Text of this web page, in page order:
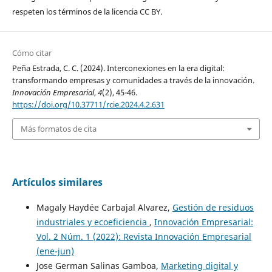
respeten los términos de la licencia CC BY.
Cómo citar
Peña Estrada, C. C. (2024). Interconexiones en la era digital:
transformando empresas y comunidades a través de la innovación.
Innovación Empresarial,4(2), 45-46.
https://doi.org/10.37711/rcie.2024.4.2.631
Más formatos de cita
Artículos similares
Magaly Haydée Carbajal Alvarez, Gestión de residuos
industriales y ecoeficiencia , Innovación Empresarial:
Vol. 2 Núm. 1 (2022): Revista Innovación Empresarial
(ene-jun)
Jose German Salinas Gamboa, Marketing digital y